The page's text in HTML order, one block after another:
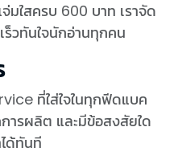
มใสครบ 600 บาท เราจัด
วทันใจนักอ่านทุกคน
ที่ใส่ใจในทุกฟีดแบค
รผลิต และมีข้อสงสัยใด
ด้ทันที